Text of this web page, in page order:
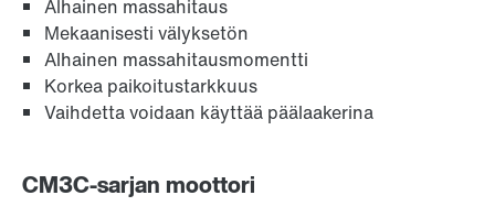
Alhainen massahitaus
Mekaanisesti välyksetön
Alhainen massahitausmomentti
Korkea paikoitustarkkuus
Vaihdetta voidaan käyttää päälaakerina
CM3C-sarjan moottori